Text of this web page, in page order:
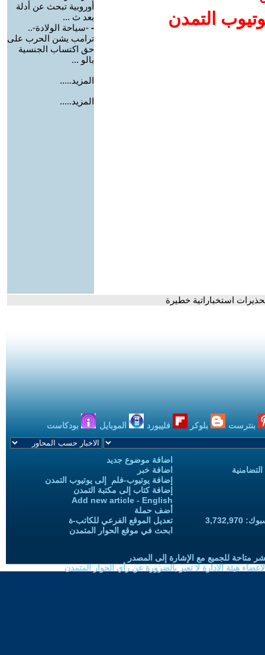
التمدن
أوروبية تبحث عن أدلة
بعد ث ...
- -سياحة الولادة-..
ترامب يشن الحرب على
حق اكتساب الجنسية
بالو ...
المزيد.....
المزيد.....
استخباراتية خطيرة
بنترست بلوكر فليبورد الموبايل بودكاست
اضافة موضوع جديد
اضافة خبر
إضافة يوتيوب-فلم إلى يوتيوب التمدن
إضافة كتاب إلى مكتبة التمدن
Add new article - English
أضف حملة
تعديل الموقع الفرعي للكاتب-ة
ابحث في موقع الحوار المتمدن
متاحة للجميع مع الإشارة إلى المصدر
هيئة الادارة لا تعبر بالضرورة عن رأي الحوار المتمدن